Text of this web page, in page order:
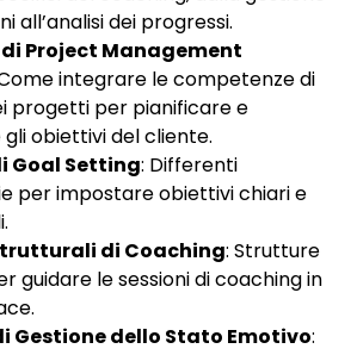
all’analisi dei progressi.
Project Management
integrare le competenze di
progetti per pianificare e
obiettivi del cliente.
Goal Setting: Differenti
per impostare obiettivi chiari e
di Coaching: Strutture
guidare le sessioni di coaching in
Gestione dello Stato Emotivo: